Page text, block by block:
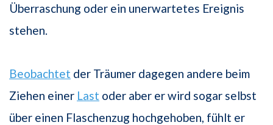
Überraschung oder ein unerwartetes Ereignis
stehen.
Beobachtet der Träumer dagegen andere beim
Ziehen einer Last oder aber er wird sogar selbst
über einen Flaschenzug hochgehoben, fühlt er